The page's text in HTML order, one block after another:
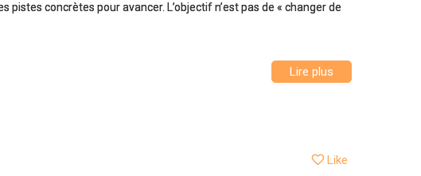
concrètes pour avancer. L’objectif n’est pas de « changer de
Lire plus
Like